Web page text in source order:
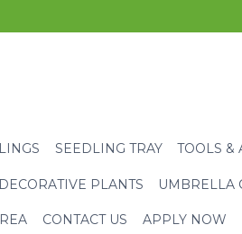
SEEDLING TRAY TOOLS &
PLANTS UMBRELLA
CONTACT US APPLY NOW